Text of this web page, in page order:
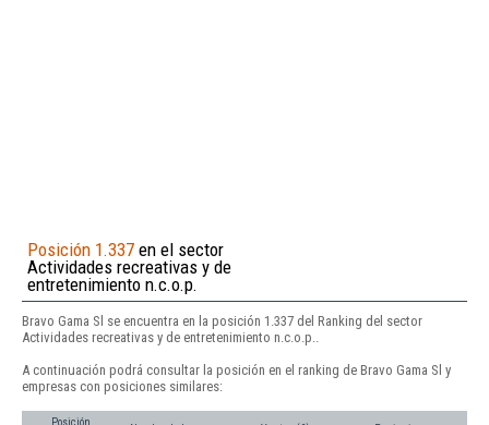
Posición 1.337 en el sector
Actividades recreativas y de
entretenimiento n.c.o.p.
Bravo Gama Sl se encuentra en la posición 1.337 del Ranking del sector
Actividades recreativas y de entretenimiento n.c.o.p..
A continuación podrá consultar la posición en el ranking de Bravo Gama Sl y
empresas con posiciones similares:
Posición